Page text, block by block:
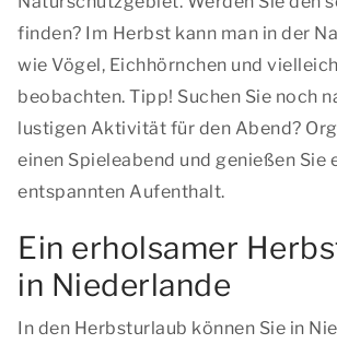
finden? Im Herbst kann man in der
wie Vögel, Eichhörnchen und
beobachten. Tipp! Suchen Sie noch
lustigen Aktivität für den Abend?
einen Spieleabend und genießen Sie
entspannten Aufenthalt.
Ein erholsamer
in Niederlande
In den Herbsturlaub können Sie in